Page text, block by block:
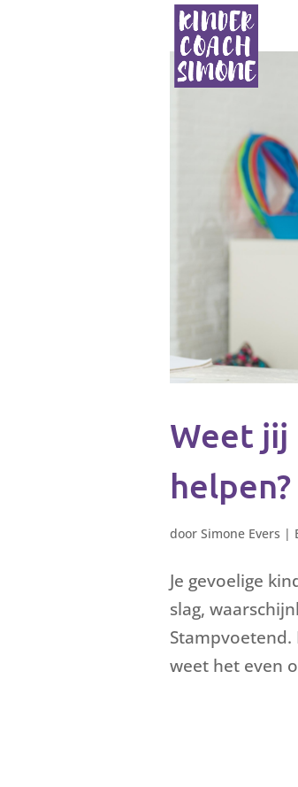
Weet jij
helpen?
door Simone Evers |
Je gevoelige
slag,
Stampvoetend.
weet het even